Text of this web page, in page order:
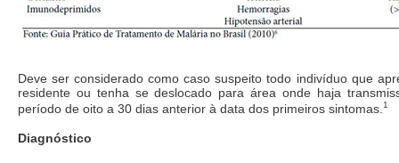
Deve ser considerado como caso suspeito todo indivíduo que
residente ou tenha se deslocado para área onde haja
período de oito a 30 dias anterior à data dos primeiros sintomas. 1
Diagnóstico